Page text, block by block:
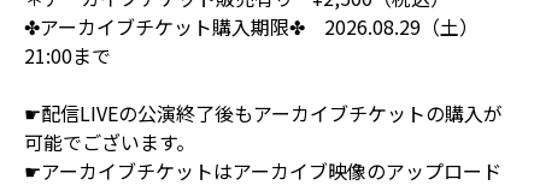
✤アーカイブチケット購入期限✤ 2026.08.29（土）
21:00まで
☛配信LIVEの公演終了後もアーカイブチケットの購入が
可能でございます。
☛アーカイブチケットはアーカイブ映像のアップロード